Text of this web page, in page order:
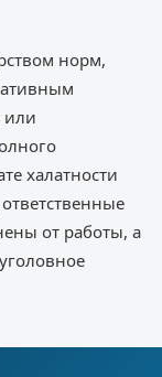
норм,
или
халатности
от работы, а